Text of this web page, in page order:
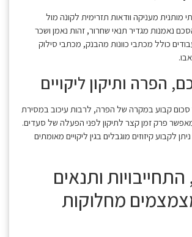
מותנית מעניקה וודאות תזרימית לקונה מול
נאמנות מגדיר תנאי שחרור, זהות נאמן ושכר
כולל מכתבי כוונות מהבנק, מכתבי סילוק
הפרה ותיקון ליקויים
סכום קבוע במקרה של הפרה, לרבות עיכוב במסירת
מאפשר פרק זמן קצר לתיקון לפני הפעלה של סעדים.
לקבוע קיזוזים מוגבלים בגין ליקויים מאומתים
ותנאים
מחלוקות